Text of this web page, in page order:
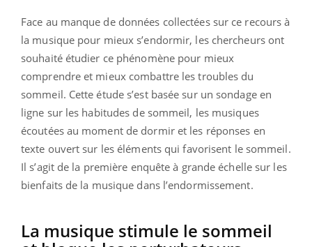
Face au manque de données collectées sur ce recours à
la musique pour mieux s’endormir, les chercheurs ont
souhaité étudier ce phénomène pour mieux
comprendre et mieux combattre les troubles du
sommeil. Cette étude s’est basée sur un sondage en
ligne sur les habitudes de sommeil, les musiques
écoutées au moment de dormir et les réponses en
texte ouvert sur les éléments qui favorisent le sommeil.
Il s’agit de la première enquête à grande échelle sur les
bienfaits de la musique dans l’endormissement.
La musique stimule le sommeil